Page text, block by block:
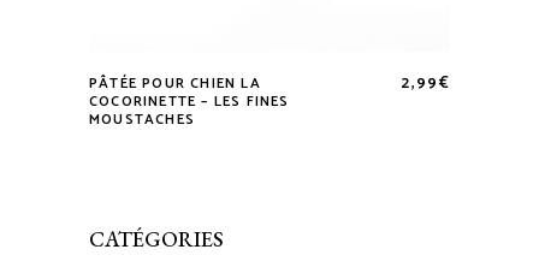
PÂTÉE POUR CHIEN LA
COCORINETTE – LES FINES
MOUSTACHES
2,99€
CATÉGORIES